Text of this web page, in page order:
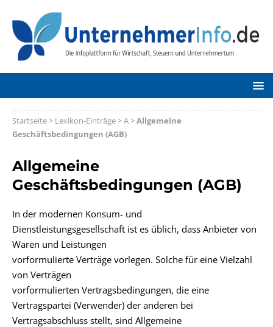
Startseite> Lexikon-Einträge>A>Allgemeine
Geschäftsbedingungen (AGB)
Allgemeine
Geschäftsbedingungen (AGB)
In der modernen Konsum- und
Dienstleistungsgesellschaft ist es üblich, dass Anbieter von
Waren und Leistungen
vorformulierte Verträge vorlegen. Solche für eine Vielzahl
von Verträgen
vorformulierten Vertragsbedingungen, die eine
Vertragspartei (Verwender) der anderen bei
Vertragsabschluss stellt, sind Allgemeine